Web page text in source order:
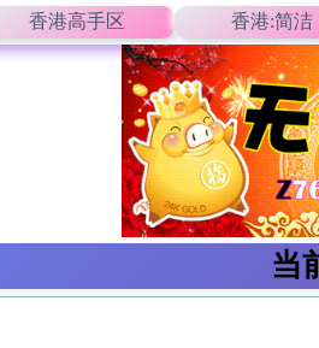
香港高手区 香港:简洁
当